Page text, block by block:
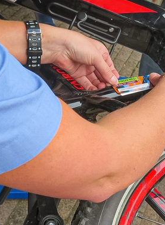
Rund 150 Einsatzkräfte Im
5. August 2026
POL-RTK: Leitungswechsel
5. August 2026
POL-OF: Abgelenkt Und
Gesehen?
5. August 2026
POL-OH:
4. August 2026
POL-RTK: 42 Jahre Alte
4. August 2026
HZA-F: -LKW Mit 62.400
4. August 2026